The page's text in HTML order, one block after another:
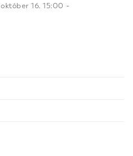
16. 15:00 -